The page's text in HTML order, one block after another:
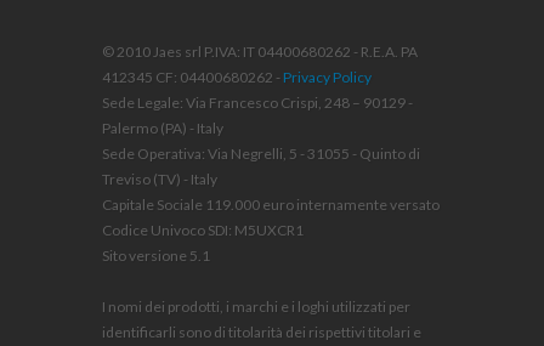
© 2010 Jaes srl P.IVA: IT 04400680262 - R.E.A. PA
412345 CF: 04400680262 - Privacy Policy
Sede Legale: Via Francesco Crispi, 248 – 90129 -
Palermo (PA) - Italy
Sede Operativa: Via Negrelli, 5 - 31055 - Quinto di
Treviso (TV) - Italy
Capitale Sociale 119.000 euro internamente versato
Codice Univoco SDI: M5UXCR1
Sito versione 5.1
I nomi dei prodotti, i marchi e i loghi utilizzati per
identificarli sono di titolarità dei rispettivi titolari e